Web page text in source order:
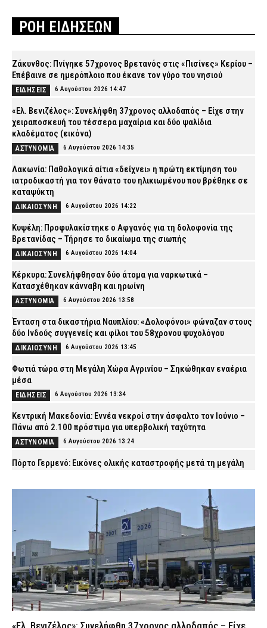
ΡΟΗ ΕΙΔΗΣΕΩΝ
Ζάκυνθος: Πνίγηκε 57χρονος Βρετανός στις «Πισίνες» Κερίου –
Επέβαινε σε ημερόπλοιο που έκανε τον γύρο του νησιού
ΕΙΔΗΣΕΙΣ 6 Αυγούστου 2026 14:47
«Ελ. Βενιζέλος»: Συνελήφθη 37χρονος αλλοδαπός – Είχε στην
χειραποσκευή του τέσσερα μαχαίρια και δύο ψαλίδια
κλαδέματος (εικόνα)
ΑΣΤΥΝΟΜΙΑ 6 Αυγούστου 2026 14:35
Λακωνία: Παθολογικά αίτια «δείχνει» η πρώτη εκτίμηση του
ιατροδικαστή για τον θάνατο του ηλικιωμένου που βρέθηκε σε
καταψύκτη
ΔΙΚΑΙΟΣΥΝΗ 6 Αυγούστου 2026 14:22
Κυψέλη: Προφυλακίστηκε ο Αφγανός για τη δολοφονία της
Βρετανίδας – Τήρησε το δικαίωμα της σιωπής
ΔΙΚΑΙΟΣΥΝΗ 6 Αυγούστου 2026 14:04
Κέρκυρα: Συνελήφθησαν δύο άτομα για ναρκωτικά –
Κατασχέθηκαν κάνναβη και ηρωίνη
ΑΣΤΥΝΟΜΙΑ 6 Αυγούστου 2026 13:58
Ένταση στα δικαστήρια Ναυπλίου: «Δολοφόνοι» φώναζαν στους
δύο Ινδούς συγγενείς και φίλοι του 58χρονου ψυχολόγου
ΔΙΚΑΙΟΣΥΝΗ 6 Αυγούστου 2026 13:45
Φωτιά τώρα στη Μεγάλη Χώρα Αγρινίου – Σηκώθηκαν εναέρια
μέσα
ΕΙΔΗΣΕΙΣ 6 Αυγούστου 2026 13:34
Κεντρική Μακεδονία: Εννέα νεκροί στην άσφαλτο τον Ιούνιο –
Πάνω από 2.100 πρόστιμα για υπερβολική ταχύτητα
ΑΣΤΥΝΟΜΙΑ 6 Αυγούστου 2026 13:24
Πόρτο Γερμενό: Εικόνες ολικής καταστροφής μετά τη μεγάλη
ΕΙΔΗΣΕΙΣ 6 Αυγούστου 2026 13:09
Λάρισα: Συνελήφθησαν δύο άτομα που έκλεψαν
μετασχηματιστή του ΔΕΔΔΗΕ
6 Αυγούστου 2026 12:59
Ιός του Δυτικού Νείλου: 65 κρούσματα και έξι θάνατοι στην
Ελλάδα
ΕΙΔΗΣΕΙΣ 6 Αυγούστου 2026 12:48
Τροχαίο στη Μύκονο: Μηχανή συγκρούστηκε με ΙΧ – Σκοτώθηκε